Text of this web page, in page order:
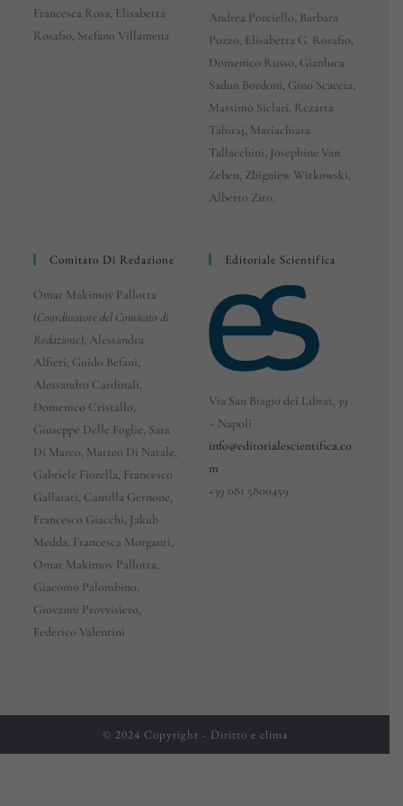
Francesca Rosa, Elisabetta
Rosafio, Stefano Villamena
Andrea Porciello, Barbara
Pozzo, Elisabetta G. Rosafio,
Domenico Russo, Gianluca
Sadun Bordoni, Gino Scaccia,
Massimo Siclari, Rezarta
Tahiraj, Mariachiara
Tallacchini, Josephine Van
Zeben, Zbigniew Witkowski,
Alberto Zito.
Comitato Di Redazione
Omar Makimov Pallotta
(Coordinatore del Comitato di
Redazione), Alessandra
Alfieri, Guido Befani,
Alessandro Cardinali,
Domenico Cristallo,
Giuseppe Delle Foglie, Sara
Di Marco, Matteo Di Natale,
Gabriele Fiorella, Francesco
Gallarati, Camilla Gernone,
Francesco Giacchi, Jakub
Medda, Francesca Morganti,
Omar Makimov Pallotta,
Giacomo Palombino,
Giovanni Provvisiero,
Federico Valentini
Editoriale Scientifica
Via San Biagio dei Librai, 39
– Napoli
info@editorialescientifica.co
m
+39 081 5800459
© 2024 Copyright - Diritto e clima